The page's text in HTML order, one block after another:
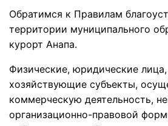
Обратимся к Правилам
территории муниципального
курорт Анапа.
Физические, юридические
хозяйствующие субъекты,
коммерческую деятельность,
организационно-правовой